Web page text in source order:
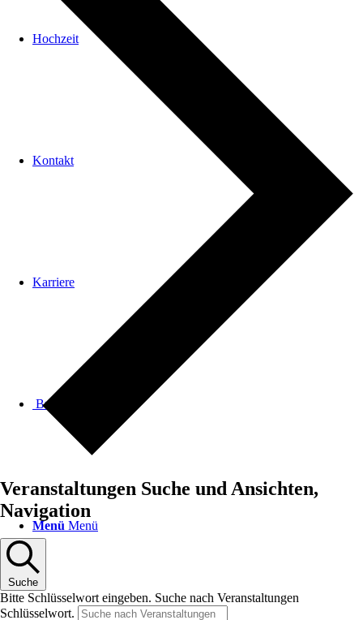
Hochzeit
Kontakt
Karriere
Buchung
Menü Menü
Veranstaltungen Suche und Ansichten,
Navigation
Suche
Bitte Schlüsselwort eingeben. Suche nach Veranstaltungen
Schlüsselwort.